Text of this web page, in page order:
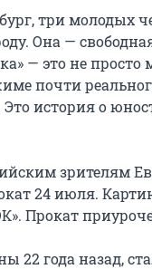
три молодых
Она —
— это не
почти
история о
зрителям
24 июля.
Прокат
22 года назад,